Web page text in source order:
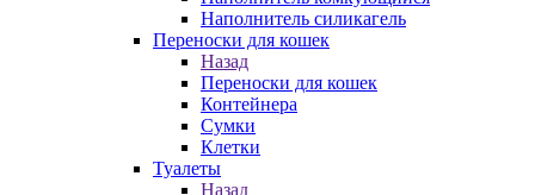
Наполнитель силикагель
Переноски для кошек
Назад
Переноски для кошек
Контейнера
Сумки
Клетки
Туалеты
Назад